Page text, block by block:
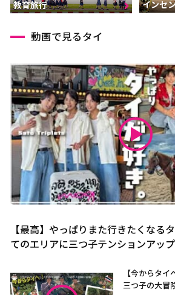
教育旅行 インセ
動画で見るタイ
【最高】やっぱりまた行きたくなる
てのエリアに三つ子テンションアップ
【今からタ
三つ子の大冒